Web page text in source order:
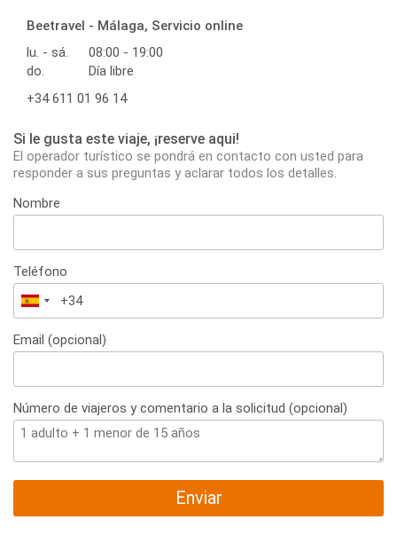
Beetravel - Málaga, Servicio online
lu. - sá.
08:00 - 19:00
do.
Día libre
+34 611 01 96 14
Si le gusta este viaje, ¡reserve aqui!
El operador turístico se pondrá en contacto con usted para
responder a sus preguntas y aclarar todos los detalles.
Nombre
Teléfono
España
+34
Email (opcional)
Número de viajeros y comentario a la solicitud (opcional)
Enviar